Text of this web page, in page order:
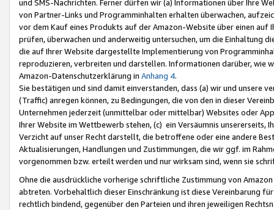
und SMS-Nachrichten. Ferner dürfen wir (a) Informationen über Ihre
von Partner-Links und Programminhalten erhalten überwachen,
vor dem Kauf eines Produkts auf der Amazon-Website über einen
prüfen, überwachen und anderweitig untersuchen, um die Einhaltung
die auf Ihrer Website dargestellte Implementierung von
reproduzieren, verbreiten und darstellen. Informationen darüber, wie
Amazon-Datenschutzerklärung in Anhang 4.
Sie bestätigen und sind damit einverstanden, dass (a) wir und
(Traffic) anregen können, zu Bedingungen, die von den in dieser
Unternehmen jederzeit (unmittelbar oder mittelbar) Websites oder
Ihrer Website im Wettbewerb stehen, (c) ein Versäumnis unsererseits,
Verzicht auf unser Recht darstellt, die betroffene oder eine andere
Aktualisierungen, Handlungen und Zustimmungen, die wir ggf. im
vorgenommen bzw. erteilt werden und nur wirksam sind, wenn sie
Ohne die ausdrückliche vorherige schriftliche Zustimmung von
abtreten. Vorbehaltlich dieser Einschränkung ist diese Vereinbarung
rechtlich bindend, gegenüber den Parteien und ihren jeweiligen